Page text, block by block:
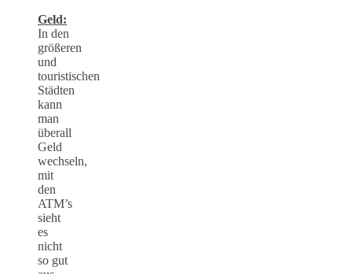
Geld:
In den
größeren
und
touristischen
Städten
kann
man
überall
Geld
wechseln,
mit
den
ATM’s
sieht
es
nicht
so gut